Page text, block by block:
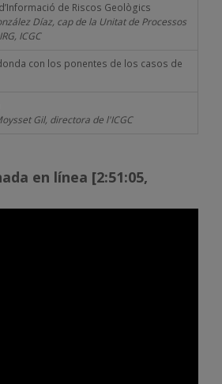
de Riscos Geològics
Díaz, cap de la Unitat de Processos
ICGC
con los ponentes de los casos de
Gil, directora de l'ICGC
en línea [2:51:05,